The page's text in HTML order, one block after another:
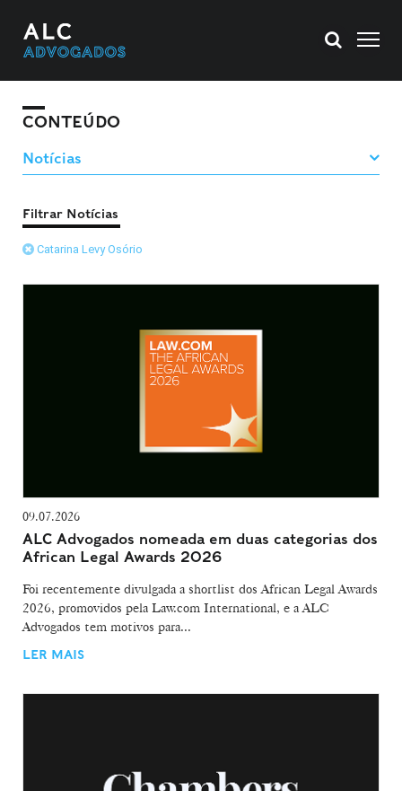
CONTEÚDO
Filtrar Notícias
Catarina Levy Osório
09.07.2026
ALC Advogados nomeada em duas categorias dos
African Legal Awards 2026
Foi recentemente divulgada a shortlist dos African Legal Awards
2026, promovidos pela Law.com International, e a ALC
Advogados tem motivos para...
LER MAIS